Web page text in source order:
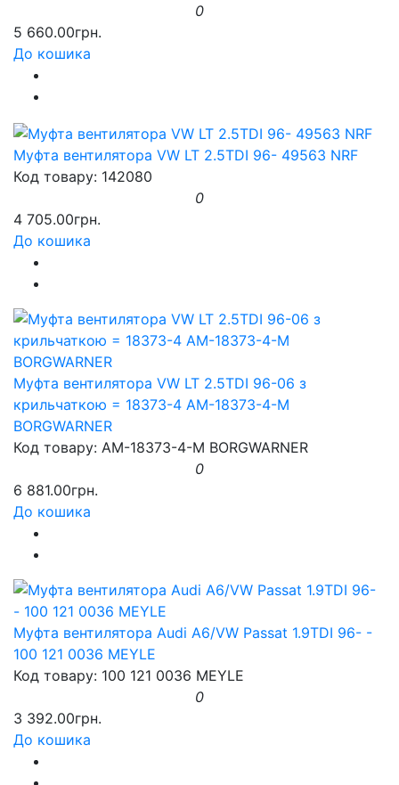
0
5 660.00грн.
До кошика
Муфта вентилятора VW LT 2.5TDI 96- 49563 NRF
Код товару: 142080
0
4 705.00грн.
До кошика
Муфта вентилятора VW LT 2.5TDI 96-06 з
крильчаткою = 18373-4 AM-18373-4-M
BORGWARNER
Код товару: AM-18373-4-M BORGWARNER
0
6 881.00грн.
До кошика
Муфта вентилятора Audi A6/VW Passat 1.9TDI 96- -
100 121 0036 MEYLE
Код товару: 100 121 0036 MEYLE
0
3 392.00грн.
До кошика